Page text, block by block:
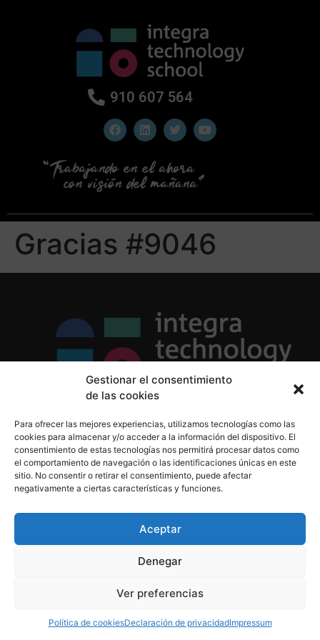
Gestionar el consentimiento
de las cookies
Para ofrecer las mejores experiencias, utilizamos tecnologías como las
cookies para almacenar y/o acceder a la información del dispositivo. El
consentimiento de estas tecnologías nos permitirá procesar datos como
el comportamiento de navegación o las identificaciones únicas en este
sitio. No consentir o retirar el consentimiento, puede afectar
negativamente a ciertas características y funciones.
Aceptar
Denegar
Ver preferencias
Política de cookiesDeclaración de privacidadImpressum
910 607 564
Gracias #9046
Política de Cookies
Aviso Legal
910 607 564
derechos reservados